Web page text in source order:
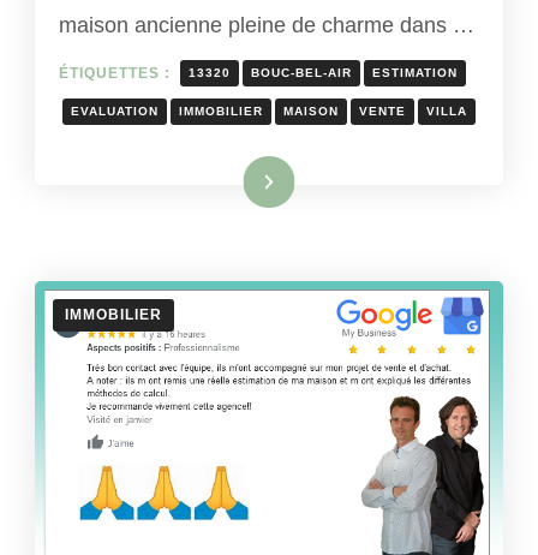
maison ancienne pleine de charme dans …
ÉTIQUETTES : 13320 BOUC-BEL-AIR ESTIMATION
EVALUATION IMMOBILIER MAISON VENTE VILLA
Lire la suite
IMMOBILIER